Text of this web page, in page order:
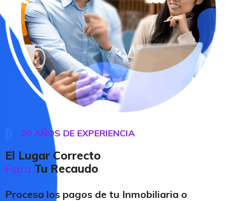
20 AÑOS DE EXPERIENCIA
El Lugar Correcto
Para Tu Recaudo
Procesa los pagos de tu Inmobiliaria o